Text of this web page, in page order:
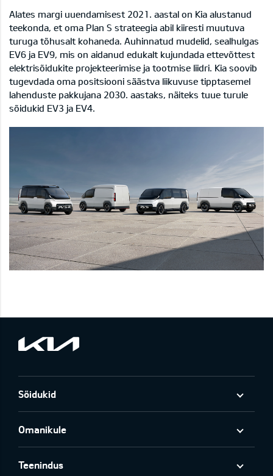
Alates margi uuendamisest 2021. aastal on Kia alustanud
teekonda, et oma Plan S strateegia abil kiiresti muutuva
turuga tõhusalt kohaneda. Auhinnatud mudelid, sealhulgas
EV6 ja EV9, mis on aidanud edukalt kujundada ettevõttest
elektrisõidukite projekteerimise ja tootmise liidri. Kia soovib
tugevdada oma positsiooni säästva liikuvuse tipptasemel
lahenduste pakkujana 2030. aastaks, näiteks tuue turule
sõidukid EV3 ja EV4.
Sõidukid
Omanikule
Teenindus